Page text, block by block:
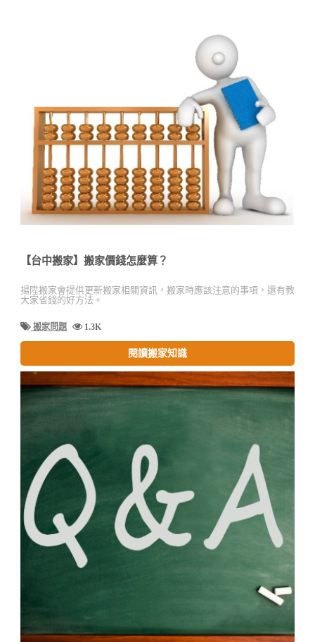
【台中搬家】搬家價錢怎麼算？
揚陞搬家會提供更新搬家相關資訊，搬家時應該注意的事項，還有教
大家省錢的好方法。
搬家問題 1.3K
閱讀搬家知識